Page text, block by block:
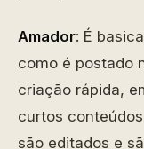
Amador: É
como é postado
criação rápida,
curtos
são editados e